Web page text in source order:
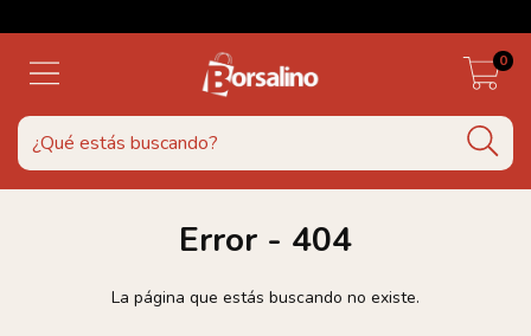
0
Error - 404
La página que estás buscando no existe.